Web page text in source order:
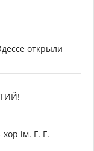
открыли
ім. Г. Г.